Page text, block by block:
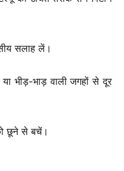
सलाह लें।
भीड़-भाड़ वाली जगहों से दूर
छूने से बचें।